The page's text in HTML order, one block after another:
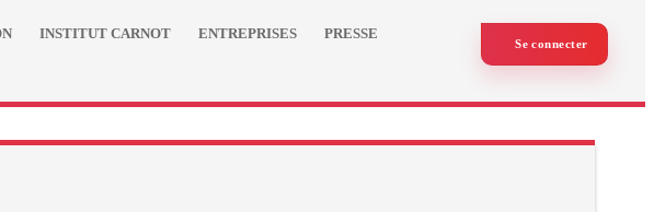
INSTITUT CARNOT ENTREPRISES
PRESSE
Se connecter